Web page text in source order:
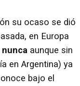
su ocaso se dió
en Europa
aunque sin
en Argentina) ya
bajo el